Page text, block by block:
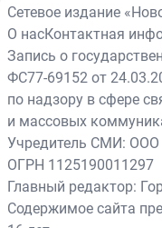
Сетевое издание
О насКонтактная
Запись о
ФС77-69152 от
по надзору в сфере
и массовых
Учредитель СМИ:
ОГРН 1125190011297
Главный редактор:
Содержимое сайта